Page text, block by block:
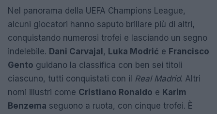
Nel panorama della UEFA Champions League,
alcuni giocatori hanno saputo brillare più di altri,
conquistando numerosi trofei e lasciando un segno
indelebile. Dani Carvajal , Luka Modrić e Francisco
Gento guidano la classifica con ben sei titoli
ciascuno, tutti conquistati con il Real Madrid. Altri
nomi illustri come Cristiano Ronaldo e Karim
Benzema seguono a ruota, con cinque trofei. È